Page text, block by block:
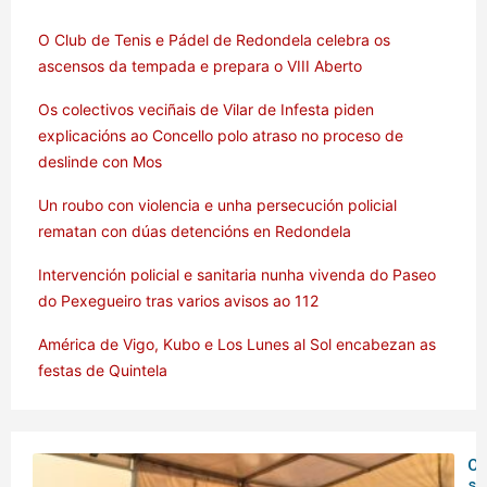
O Club de Tenis e Pádel de Redondela celebra os
ascensos da tempada e prepara o VIII Aberto
Os colectivos veciñais de Vilar de Infesta piden
explicacións ao Concello polo atraso no proceso de
deslinde con Mos
Un roubo con violencia e unha persecución policial
rematan con dúas detencións en Redondela
Intervención policial e sanitaria nunha vivenda do Paseo
do Pexegueiro tras varios avisos ao 112
América de Vigo, Kubo e Los Lunes al Sol encabezan as
festas de Quintela
O